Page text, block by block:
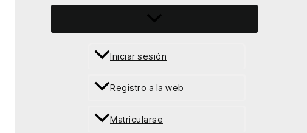
Iniciar sesión
Registro a la web
Matricularse